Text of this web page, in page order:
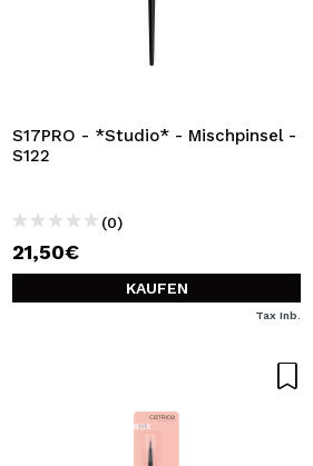
S17PRO - *Studio* - Mischpinsel -
S122
(0)
21,50€
KAUFEN
Tax Inb.